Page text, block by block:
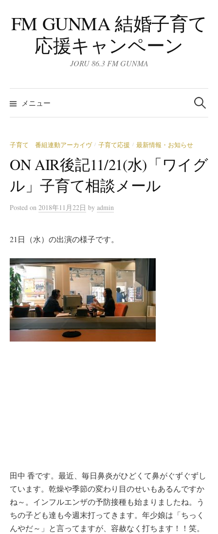
ン
テ
FM GUNMA 結婚子育て
応援キャンペーン
JORU 86.3 FM GUNMA
メニュー
検
索:
子育て 番組連動アーカイヴ / 子育て応援 / 最新情報・お知らせ
ON AIR後記11/21(水)「ワイグ
ル」子育て相談メール
Posted on 2018年11月22日 by admin
21日（水）の出演の様子です。
田中 香です。最近、毎日鼻炎がひどくて鼻がぐずぐずし
ています。乾燥や季節の変わり目のせいもあるんですか
ね～。インフルエンザの予防接種も始まりましたね。う
ちの子ども達も今週末打ってきます。年少娘は「ちっく
んやだ～」と言ってますが、容赦なく打ちます！！笑。